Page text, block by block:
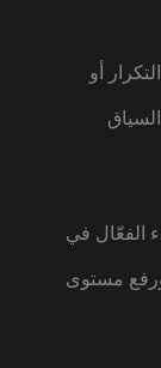
أو
الفعّال في
مستوى